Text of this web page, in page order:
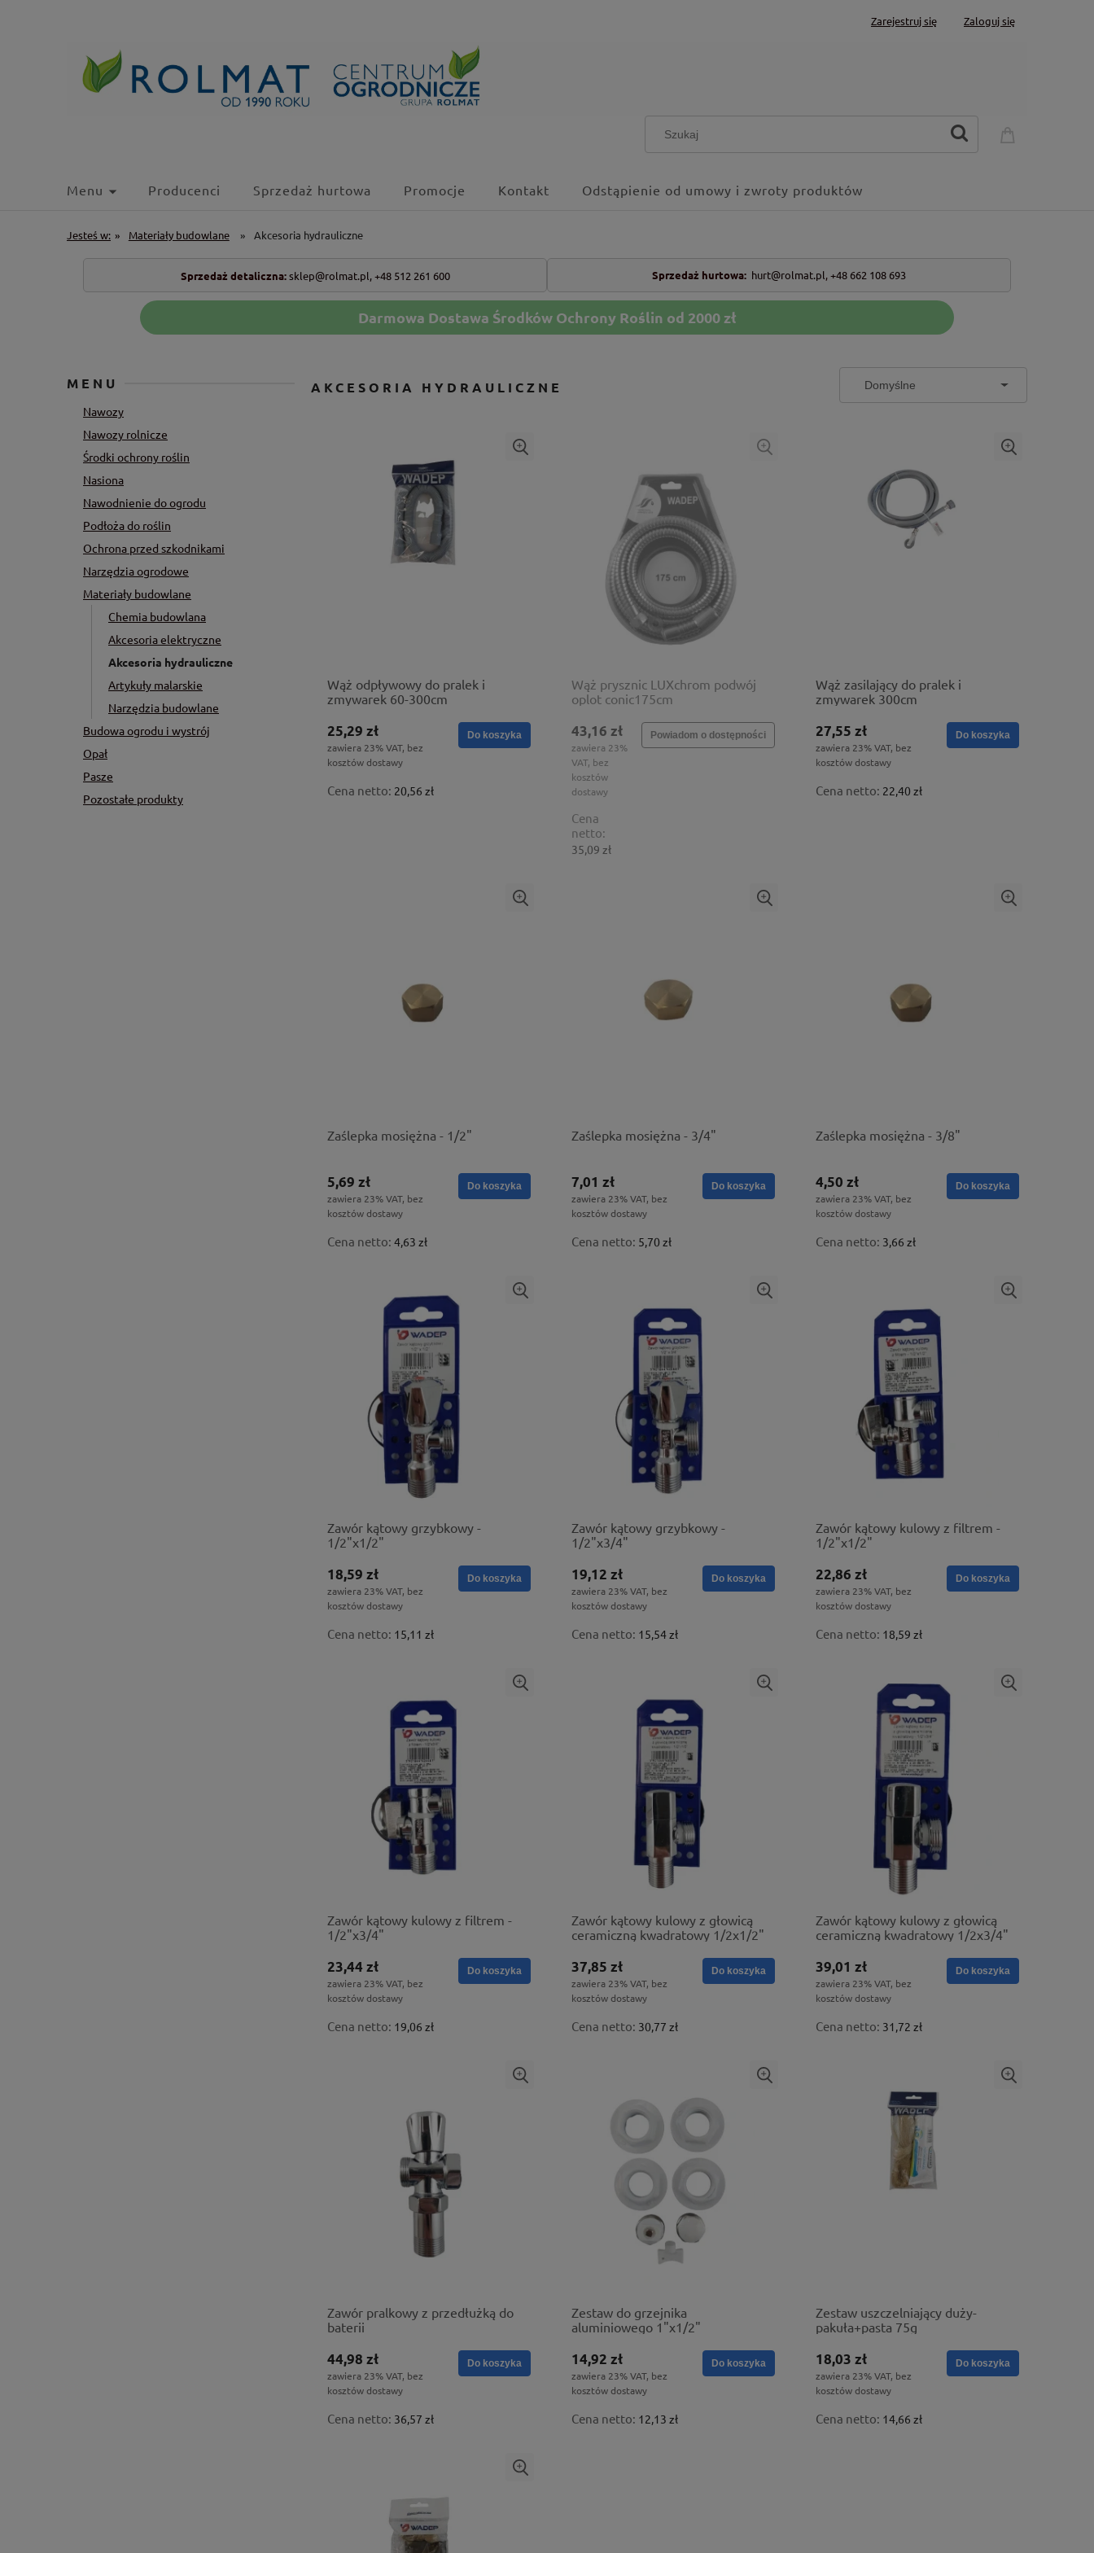
Zarejestruj się Zaloguj się
Menu Producenci Sprzedaż hurtowa Promocje Kontakt Odstąpienie od umowy i zwroty produktów
Jesteś w: » Materiały budowlane » Akcesoria hydrauliczne
Sprzedaż detaliczna: sklep@rolmat.pl, +48 512 261 600 Sprzedaż hurtowa: hurt@rolmat.pl,+48 662 108 693
Darmowa Dostawa Środków Ochrony Roślin od 2000 zł
MENU
Nawozy
Nawozy rolnicze
Środki ochrony roślin
Nasiona
Nawodnienie do ogrodu
Podłoża do roślin
Ochrona przed szkodnikami
Narzędzia ogrodowe
Materiały budowlane
Chemia budowlana
Akcesoria elektryczne
Akcesoria hydrauliczne
Artykuły malarskie
Narzędzia budowlane
Budowa ogrodu i wystrój
Opał
Pasze
Pozostałe produkty
AKCESORIA HYDRAULICZNE
Wąż odpływowy do pralek i
zmywarek 60-300cm
25,29 zł
zawiera 23% VAT, bez
kosztów dostawy
Cena netto: 20,56 zł
Do koszyka
Wąż prysznic LUXchrom podwój
oplot conic175cm
43,16 zł
zawiera 23%
VAT, bez
kosztów
dostawy
Cena
netto:
35,09 zł
Powiadom o dostępności
Wąż zasilający do pralek i
zmywarek 300cm
27,55 zł
zawiera 23% VAT, bez
kosztów dostawy
Cena netto: 22,40 zł
Do koszyka
Zaślepka mosiężna - 1/2"
5,69 zł
zawiera 23% VAT, bez
kosztów dostawy
Cena netto: 4,63 zł
Do koszyka
Zaślepka mosiężna - 3/4"
7,01 zł
zawiera 23% VAT, bez
kosztów dostawy
Cena netto: 5,70 zł
Do koszyka
Zaślepka mosiężna - 3/8"
4,50 zł
zawiera 23% VAT, bez
kosztów dostawy
Cena netto: 3,66 zł
Do koszyka
Zawór kątowy grzybkowy -
1/2"x1/2"
18,59 zł
zawiera 23% VAT, bez
kosztów dostawy
Cena netto: 15,11 zł
Do koszyka
Zawór kątowy grzybkowy -
1/2"x3/4"
19,12 zł
zawiera 23% VAT, bez
kosztów dostawy
Cena netto: 15,54 zł
Do koszyka
Zawór kątowy kulowy z filtrem -
1/2"x1/2"
22,86 zł
zawiera 23% VAT, bez
kosztów dostawy
Cena netto: 18,59 zł
Do koszyka
Zawór kątowy kulowy z filtrem -
1/2"x3/4"
23,44 zł
zawiera 23% VAT, bez
kosztów dostawy
Cena netto: 19,06 zł
Do koszyka
Zawór kątowy kulowy z głowicą
ceramiczną kwadratowy 1/2x1/2"
37,85 zł
zawiera 23% VAT, bez
kosztów dostawy
Cena netto: 30,77 zł
Do koszyka
Zawór kątowy kulowy z głowicą
ceramiczną kwadratowy 1/2x3/4"
39,01 zł
zawiera 23% VAT, bez
kosztów dostawy
Cena netto: 31,72 zł
Do koszyka
Zawór pralkowy z przedłużką do
baterii
44,98 zł
zawiera 23% VAT, bez
kosztów dostawy
Cena netto: 36,57 zł
Do koszyka
Zestaw do grzejnika
aluminiowego 1"x1/2"
14,92 zł
zawiera 23% VAT, bez
kosztów dostawy
Cena netto: 12,13 zł
Do koszyka
Zestaw uszczelniający duży-
pakuła+pasta 75g
18,03 zł
zawiera 23% VAT, bez
kosztów dostawy
Cena netto: 14,66 zł
Do koszyka